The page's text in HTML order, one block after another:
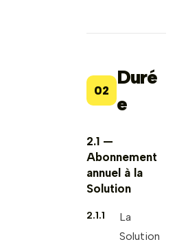
02
Duré
e
2.1 —
Abonnement
annuel à la
Solution
2.1.1
La
Solution